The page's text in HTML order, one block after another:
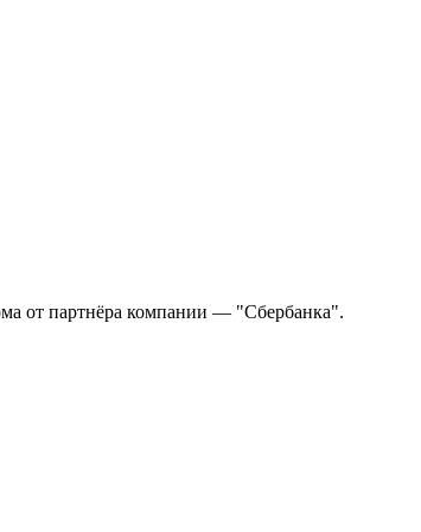
от партнёра компании — "Сбербанка".